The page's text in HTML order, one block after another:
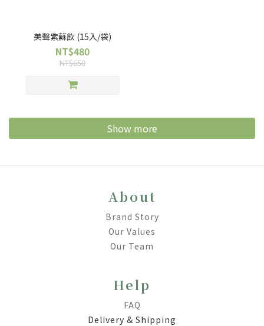
美聲紫蘇飲 (15入/袋)
NT$480
NT$650
Show more
About
Brand Story
Our Values
Our Team
Help
FAQ
Delivery & Shipping